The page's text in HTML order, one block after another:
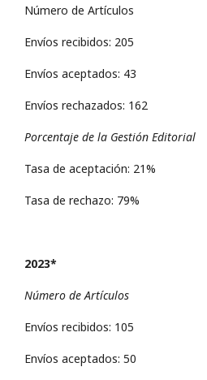
Número de Artículos
Envíos recibidos: 205
Envíos aceptados: 43
Envíos rechazados: 162
Porcentaje de la Gestión Editorial
Tasa de aceptación: 21%
Tasa de rechazo: 79%
2023*
Número de Artículos
Envíos recibidos: 105
Envíos aceptados: 50